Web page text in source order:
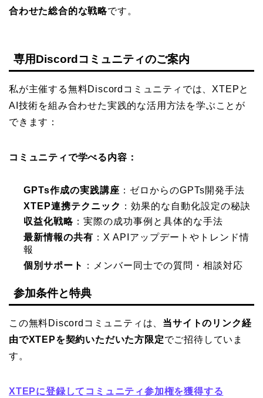
合わせた総合的な戦略です。
専用Discordコミュニティのご案内
私が主催する無料Discordコミュニティでは、XTEPと
AI技術を組み合わせた実践的な活用方法を学ぶことが
できます：
コミュニティで学べる内容：
GPTs作成の実践講座 ：ゼロからのGPTs開発手法
XTEP連携テクニック ：効果的な自動化設定の秘訣
収益化戦略 ：実際の成功事例と具体的な手法
最新情報の共有 ：X APIアップデートやトレンド情
報
個別サポート
：メンバー同士での質問・相談対応
参加条件と特典
この無料Discordコミュニティは、 当サイトのリンク経
由でXTEPを契約いただいた方限定でご招待していま
す。
XTEPに登録してコミュニティ参加権を獲得する